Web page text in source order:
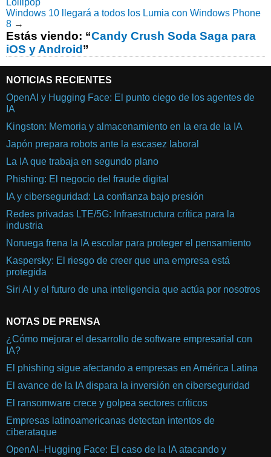
Windows 10 llegará a todos los Lumia con Windows Phone
8 →
Estás viendo: “Candy Crush Soda Saga para
iOS y Android”
NOTICIAS RECIENTES
OpenAI y Hugging Face: El punto ciego de los agentes de
IA
Kingston: Memoria y almacenamiento en la era de la IA
Japón prepara robots ante la escasez laboral
La IA que trabaja en segundo plano
Phishing: El negocio del fraude digital
IA y ciberseguridad: La confianza bajo presión
Redes privadas LTE/5G: Infraestructura crítica para la
industria
Noruega frena la IA escolar para proteger el pensamiento
Kaspersky: El riesgo de creer que una empresa está
protegida
Siri AI y el futuro de una inteligencia que actúa por nosotros
NOTAS DE PRENSA
¿Cómo mejorar el desarrollo de software empresarial con
IA?
El phishing sigue afectando a empresas en América Latina
El avance de la IA dispara la inversión en ciberseguridad
El ransomware crece y golpea sectores críticos
Empresas latinoamericanas detectan intentos de
ciberataque
OpenAI–Hugging Face: El caso de la IA atacando y